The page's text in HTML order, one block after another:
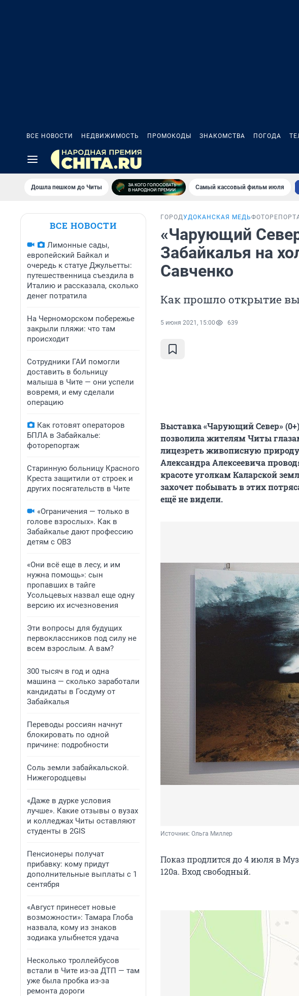
ВСЕ НОВОСТИ НЕДВИЖИМОСТЬ ПРОМОКОДЫ ЗНАКОМСТВА ПОГОДА
Дошла пешком до Читы Самый кассовый фильм июля
ВСЕ НОВОСТИ
Лимонные сады,
европейский Байкал и
очередь к статуе Джульетты:
путешественница съездила в
Италию и рассказала, сколько
денег потратила
На Черноморском побережье
закрыли пляжи: что там
происходит
Сотрудники ГАИ помогли
доставить в больницу
малыша в Чите — они успели
вовремя, и ему сделали
операцию
Как готовят операторов
БПЛА в Забайкалье:
фоторепортаж
Старинную больницу Красного
Креста защитили от строек и
других посягательств в Чите
«Ограничения — только в
голове взрослых». Как в
Забайкалье дают профессию
детям с ОВЗ
«Они всё еще в лесу, и им
нужна помощь»: сын
пропавших в тайге
Усольцевых назвал еще одну
версию их исчезновения
Эти вопросы для будущих
первоклассников под силу не
всем взрослым. А вам?
300 тысяч в год и одна
машина — сколько заработали
кандидаты в Госдуму от
Забайкалья
Переводы россиян начнут
блокировать по одной
причине: подробности
Соль земли забайкальской.
Нижегородцевы
«Даже в дурке условия
лучше». Какие отзывы о вузах
и колледжах Читы оставляют
студенты в 2GIS
Пенсионеры получат
прибавку: кому придут
дополнительные выплаты с 1
сентября
«Август принесет новые
возможности»: Тамара Глоба
назвала, кому из знаков
зодиака улыбнется удача
Несколько троллейбусов
встали в Чите из-за ДТП — там
уже была пробка из-за
ремонта дороги
ГОРОДУДОКАНСКАЯ МЕДЬ
«Чарующий
Забайкалья на
Савченко
Как прошло открытие
5 июня 2021, 15:00 639
Выставка «Чарующий Север»
позволила жителям Читы
лицезреть живописную
Александра Алексеевича
красоте уголкам Каларской
захочет побывать в этих
ещё не видели.
Источник: Ольга Миллер
Показ продлится до 4 июля в
120а. Вход свободный.